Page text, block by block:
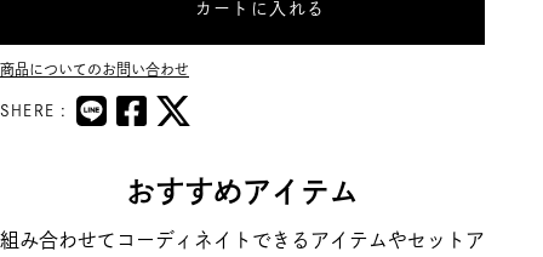
カートに入れる
商品についてのお問い合わせ
SHERE :
おすすめアイテム
組み合わせてコーディネイトできるアイテムやセットア